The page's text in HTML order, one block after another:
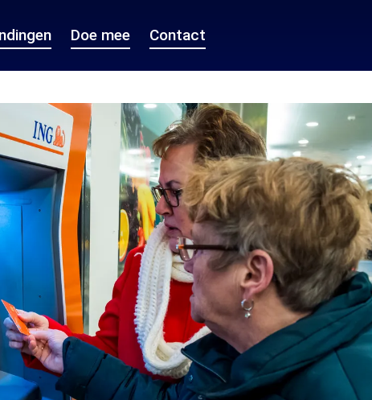
Doe mee Contact